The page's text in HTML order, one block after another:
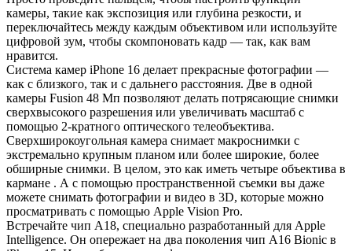
камеры, такие как экспозиция или глубина резкости, и
переключайтесь между каждым объективом или используйте
цифровой зум, чтобы скомпоновать кадр — так, как вам
нравится.
Система камер iPhone 16 делает прекрасные фотографии —
как с близкого, так и с дальнего расстояния. Две в одной
камеры Fusion 48 Мп позволяют делать потрясающие снимки
сверхвысокого разрешения или увеличивать масштаб с
помощью 2-кратного оптического телеобъектива.
Сверхширокоугольная камера снимает макроснимки с
экстремально крупным планом или более широкие, более
обширные снимки. В целом, это как иметь четыре объектива в
кармане . А с помощью пространственной съемки вы даже
можете снимать фотографии и видео в 3D, которые можно
просматривать с помощью Apple Vision Pro.
Встречайте чип A18, специально разработанный для Apple
Intelligence. Он опережает на два поколения чип A16 Bionic в